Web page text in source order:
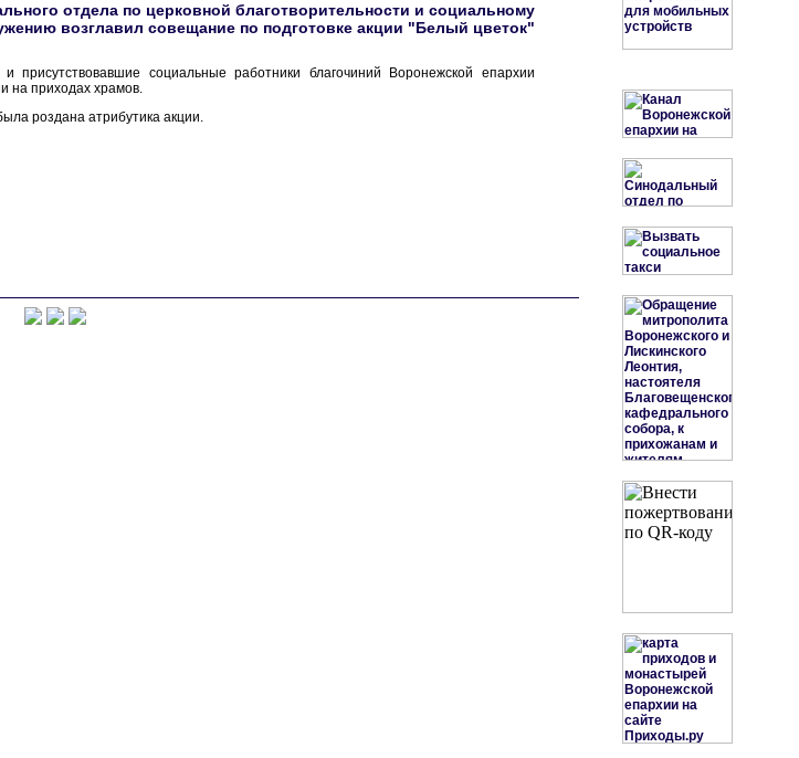
отдела по церковной благотворительности и социальному
возглавил совещание по подготовке акции "Белый цветок"
присутствовавшие социальные работники благочиний Воронежской епархии
на приходах храмов.
роздана атрибутика акции.